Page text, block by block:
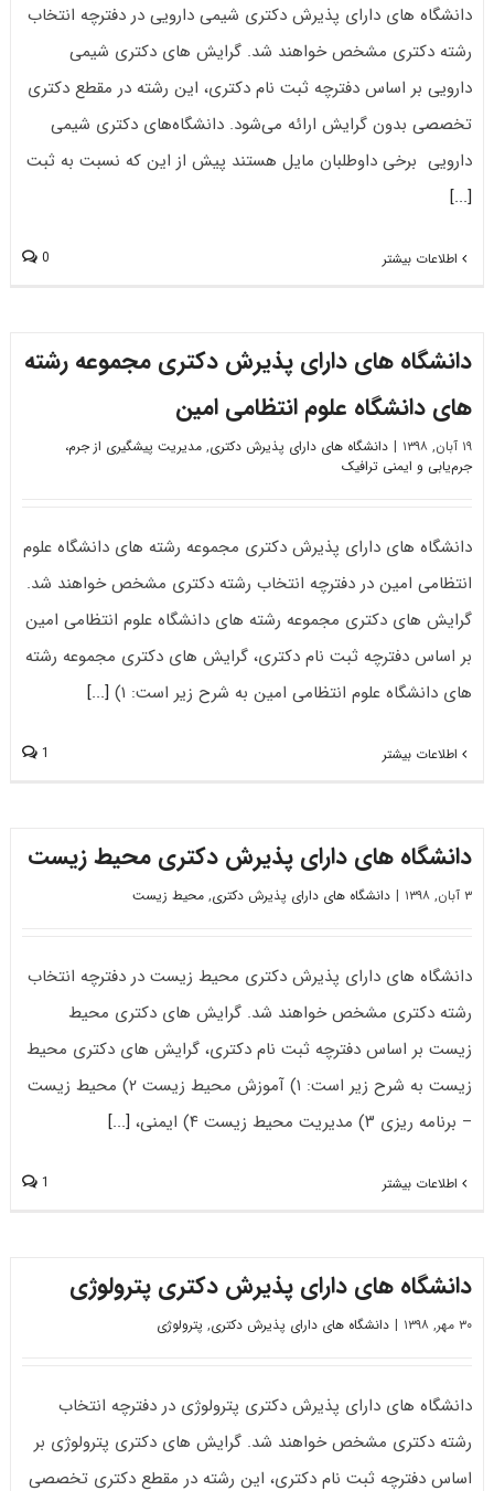
دانشگاه های دارای پذیرش دکتری شیمی دارویی در دفترچه انتخاب
رشته دکتری مشخص خواهند شد. گرایش های دکتری شیمی
دارویی بر اساس دفترچه ثبت نام دکتری، این رشته در مقطع دکتری
تخصصی بدون گرایش ارائه می‌شود. دانشگاه‌های دکتری شیمی
دارویی برخی داوطلبان مایل هستند پیش از این که نسبت به ثبت
[...]
اطلاعات بیشتر 0
دانشگاه های دارای پذیرش دکتری مجموعه رشته
های دانشگاه علوم انتظامی امین
۱۹ آبان, ۱۳۹۸ | دانشگاه های دارای پذیرش دکتری, مدیریت پیشگیری از جرم،
جرم‌یابی و ایمنی ترافیک
دانشگاه های دارای پذیرش دکتری مجموعه رشته های دانشگاه علوم
انتظامی امین در دفترچه انتخاب رشته دکتری مشخص خواهند شد.
گرایش های دکتری مجموعه رشته های دانشگاه علوم انتظامی امین
بر اساس دفترچه ثبت نام دکتری، گرایش های دکتری مجموعه رشته
های دانشگاه علوم انتظامی امین به شرح زیر است: ۱)
[...]
اطلاعات بیشتر 1
دانشگاه های دارای پذیرش دکتری محیط زیست
۳ آبان, ۱۳۹۸ | دانشگاه های دارای پذیرش دکتری, محیط زیست
دانشگاه های دارای پذیرش دکتری محیط زیست در دفترچه انتخاب
رشته دکتری مشخص خواهند شد. گرایش های دکتری محیط
زیست بر اساس دفترچه ثبت نام دکتری، گرایش های دکتری محیط
زیست به شرح زیر است: ۱) آﻣﻮزش ﻣﺤﻴﻂ زﻳﺴﺖ ۲) ﻣﺤﻴﻂ زﻳﺴﺖ
– برنامه ریزی ۳) مدیریت محیط زیست ۴) ایمنی‌،
[...]
اطلاعات بیشتر 1
دانشگاه های دارای پذیرش دکتری ﭘﺘﺮوﻟﻮژی
۳۰ مهر, ۱۳۹۸ | دانشگاه های دارای پذیرش دکتری, پترولوژی
دانشگاه های دارای پذیرش دکتری ﭘﺘﺮوﻟﻮژی در دفترچه انتخاب
رشته دکتری مشخص خواهند شد. گرایش های دکتری ﭘﺘﺮوﻟﻮژی بر
اساس دفترچه ثبت نام دکتری، این رشته در مقطع دکتری تخصصی